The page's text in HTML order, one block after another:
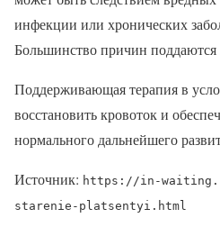
инфекции или хронических
Большинство причин
Поддерживающая терапия в
восстановить кровоток и
нормального дальнейшего
Источник: https://in-
starenie-platsentyi.html